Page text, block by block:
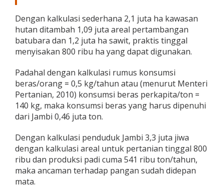
Dengan kalkulasi sederhana 2,1 juta ha kawasan
hutan ditambah 1,09 juta areal pertambangan
batubara dan 1,2 juta ha sawit, praktis tinggal
menyisakan 800 ribu ha yang dapat digunakan.
Padahal dengan kalkulasi rumus konsumsi
beras/orang = 0,5 kg/tahun atau (menurut Menteri
Pertanian, 2010) konsumsi beras perkapita/ton =
140 kg, maka konsumsi beras yang harus dipenuhi
dari Jambi 0,46 juta ton.
Dengan kalkulasi penduduk Jambi 3,3 juta jiwa
dengan kalkulasi areal untuk pertanian tinggal 800
ribu dan produksi padi cuma 541 ribu ton/tahun,
maka ancaman terhadap pangan sudah didepan
mata.